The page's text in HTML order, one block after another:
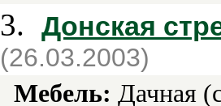
3. Донская
(26.03.2003)
Мебель: Дачная